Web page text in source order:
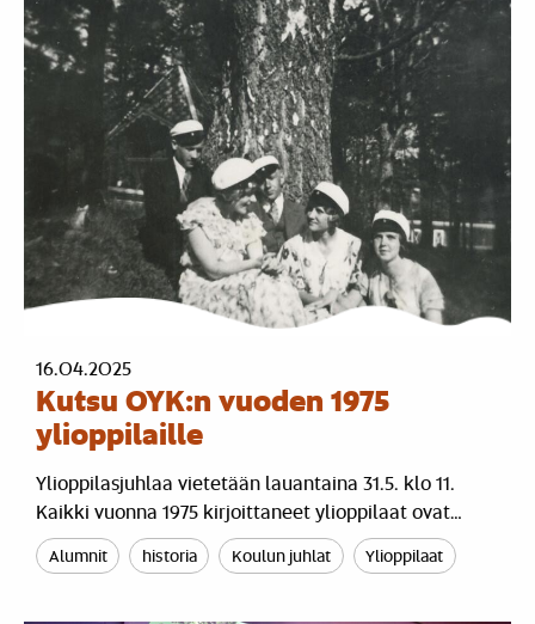
16.04.2025
Kutsu OYK:n vuoden 1975
ylioppilaille
Ylioppilasjuhlaa vietetään lauantaina 31.5. klo 11.
Kaikki vuonna 1975 kirjoittaneet ylioppilaat ovat…
Alumnit historia Koulun juhlat Ylioppilaat